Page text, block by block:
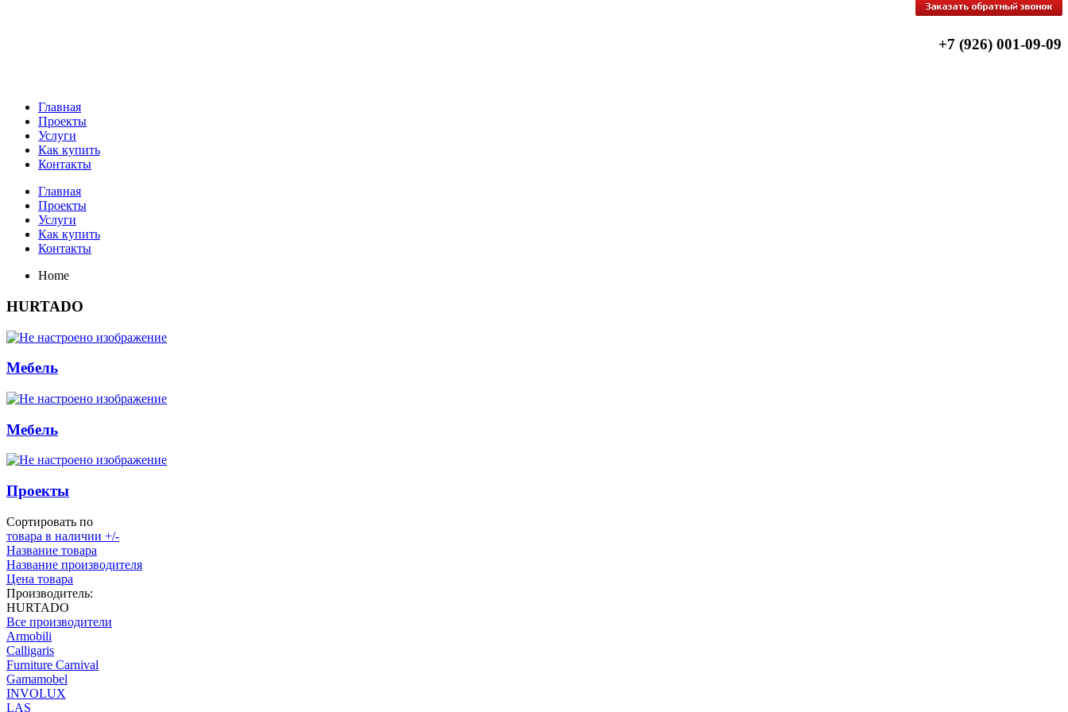
+7 (926) 001-09-09
Главная
Проекты
Услуги
Как купить
Контакты
Главная
Проекты
Услуги
Как купить
Контакты
Home
HURTADO
Мебель
Мебель
Проекты
Сортировать по
товара в наличии +/-
Название товара
Название производителя
Цена товара
Производитель:
HURTADO
Все производители
Armobili
Calligaris
Furniture Carnival
Gamamobel
INVOLUX
LAS